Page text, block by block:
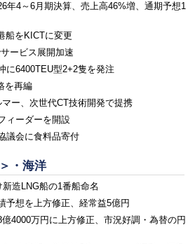
年4～6月期決算、売上高46%増、通期予想1
船をKICTに変更
ービス展開加速
に6400TEU型2+2隻を発注
を再編
ー、次世代CT技術開発で提携
ィーダーを開設
議会に食料品寄付
・海洋
造LNG船の1番船命名
予想を上方修正、経常益5億円
4000万円に上方修正、市況好調・為替の円